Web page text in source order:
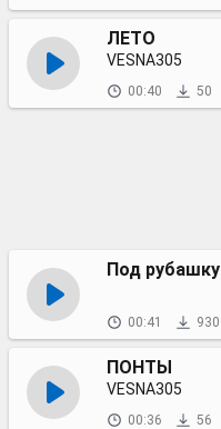
ЛЕТО
VESNA305
00:40 50
Под рубашку
00:41 930
ПОНТЫ
VESNA305
00:36 56